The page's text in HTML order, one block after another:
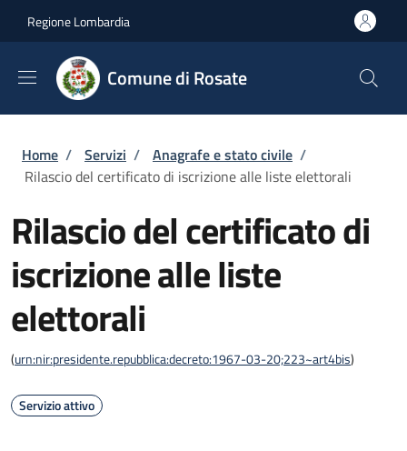
Regione Lombardia
Comune di Rosate
Briciole di pane
Home / Servizi / Anagrafe e stato civile /
Rilascio del certificato di iscrizione alle liste elettorali
Rilascio del certificato di
iscrizione alle liste
elettorali
(urn:nir:presidente.repubblica:decreto:1967-03-20;223~art4bis)
Servizio attivo